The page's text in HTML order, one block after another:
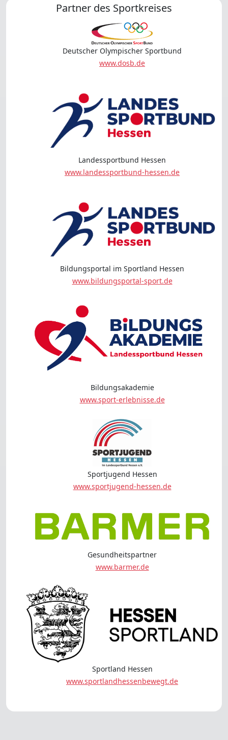
Partner des Sportkreises
Deutscher Olympischer Sportbund
www.dosb.de
Landessportbund Hessen
www.landessportbund-hessen.de
Bildungsportal im Sportland Hessen
www.bildungsportal-sport.de
Bildungsakademie
www.sport-erlebnisse.de
Sportjugend Hessen
www.sportjugend-hessen.de
Gesundheitspartner
www.barmer.de
Sportland Hessen
www.sportlandhessenbewegt.de